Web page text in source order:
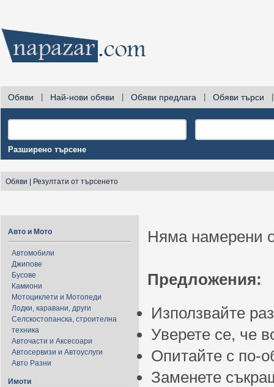
Обяви Най-нови обяви Обяви предлага Обяви търси
Разширено търсене
Обяви Резултати от търсенето
Авто и Мото
Автомобили
Джипове
Бусове
Камиони
Мотоциклети и Мотопеди
Лодки, каравани, други
Селскостопанска, строителна
техника
Авточасти и Аксесоари
Автосервизи и Автоуслуги
Авто Разни
Имоти
Няма намерени
Предложения:
Използвайте
Уверете се, че
Опитайте с по-
Заменете